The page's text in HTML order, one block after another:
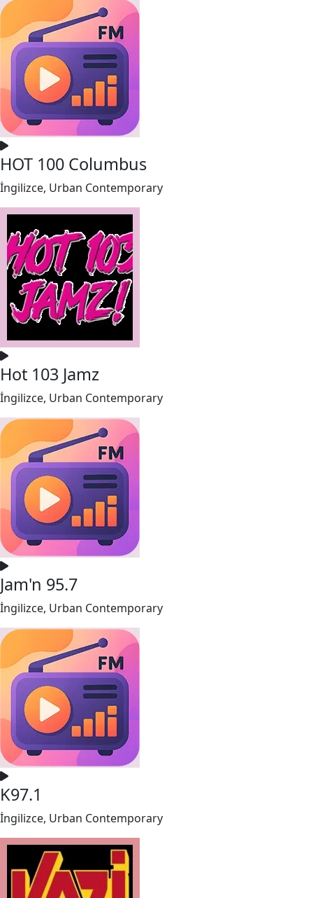
HOT 100 Columbus
İngilizce, Urban Contemporary
Hot 103 Jamz
İngilizce, Urban Contemporary
Jam'n 95.7
İngilizce, Urban Contemporary
K97.1
İngilizce, Urban Contemporary